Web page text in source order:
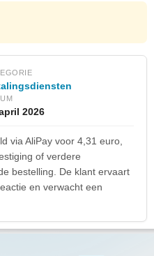
2026
via AliPay voor 4,31 euro,
of verdere
bestelling. De klant ervaart
en verwacht een